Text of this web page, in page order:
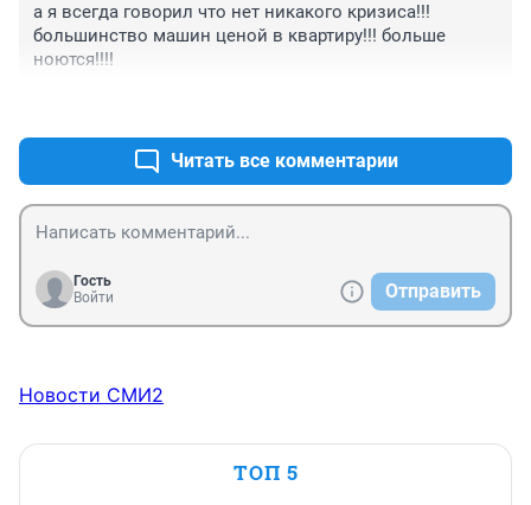
а я всегда говорил что нет никакого кризиса!!!
большинство машин ценой в квартиру!!! больше
ноются!!!!
Читать все комментарии
Гость
Войти
Отправить
Новости СМИ2
ТОП 5